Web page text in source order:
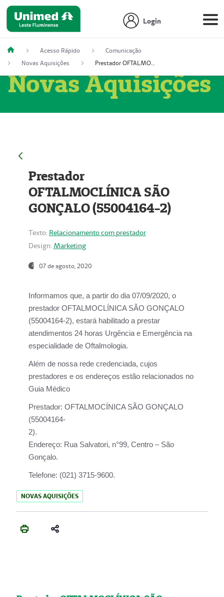
Login
Acesso Rápido
Comunicação
Novas Aquisições
Prestador OFTALMOCLÍNICA SÃO GONÇALO (55004164-2)
Novas Aquisições
Prestador
OFTALMOCLÍNICA SÃO
GONÇALO (55004164-2)
Texto: Relacionamento com prestador
Design: Marketing
07 de agosto, 2020
Informamos que, a partir do dia 07/09/2020, o
prestador OFTALMOCLÍNICA SÃO GONÇALO
(55004164-2), estará habilitado a prestar
atendimentos 24 horas Urgência e Emergência na
especialidade de Oftalmologia.
Além de nossa rede credenciada, cujos
prestadores e os endereços estão relacionados no
Guia Médico
Prestador: OFTALMOCÍNICA SÃO GONÇALO
(55004164-
2).
Endereço: Rua Salvatori, n°99, Centro – São
Gonçalo.
Telefone: (021) 3715-9600.
NOVAS AQUISIÇÕES